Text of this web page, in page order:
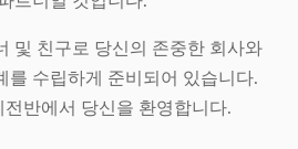
및 친구로 당신의 존중한 회사와
를 수립하게 준비되어 있습니다.
반에서 당신을 환영합니다.